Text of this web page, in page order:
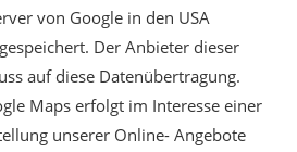
von Google in den USA
Der Anbieter dieser
auf diese Datenübertragung.
Maps erfolgt im Interesse einer
unserer Online- Angebote